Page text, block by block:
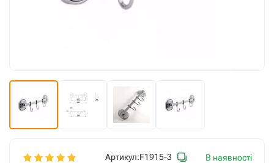
Артикул:F1915-3 В наявності